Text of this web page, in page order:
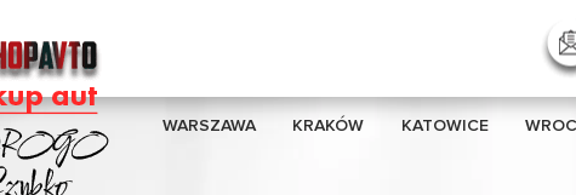
WARSZAWA KRAKÓW KATOWICE